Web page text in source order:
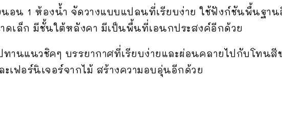
อน 1 ห้องน้ำ จัดวางแบบแปลนที่เรียบง่าย ใช้ฟังก์ชันพื้นฐา
ดเล็ก มีชั้นใต้หลังคา มีเป็นพื้นที่เอนกประสงค์อีกด้วย
านแนวชิคๆ บรรยากาศที่เรียบง่ายและผ่อนคลายไปกับโทนสี
เฟอร์นิเจอร์จากไม้ สร้างความอบอุ่นอีกด้วย